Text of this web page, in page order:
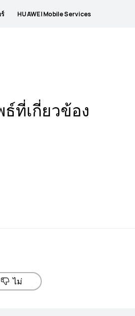
HUAWEI Mobile Services
ที่เกี่ยวข้อง
ไม่